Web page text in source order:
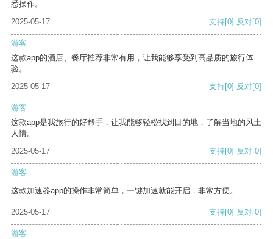
悉操作。
2025-05-17
支持[0] 反对[0]
游客
这款app的酒店、餐厅推荐非常有用，让我能够享受到高品质的旅行体
验。
2025-05-17
支持[0] 反对[0]
游客
这款app是我旅行的好帮手，让我能够轻松找到目的地，了解当地的风土
人情。
2025-05-17
支持[0] 反对[0]
游客
这款加速器app的操作非常简单，一键加速就能开启，非常方便。
2025-05-17 支持[0] 反对[0]
游客